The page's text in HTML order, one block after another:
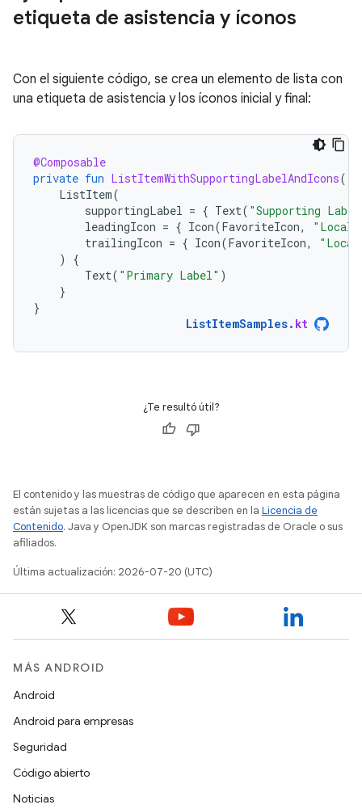
etiqueta de asistencia y íconos
Con el siguiente código, se crea un elemento de lista con
una etiqueta de asistencia y los íconos inicial y final:
@Composable
private fun ListItemWithSupportingLabelAndIcons()
ListItem(
supportingLabel = { Text( "Supporting
leadingIcon = { Icon(FavoriteIcon,
trailingIcon = { Icon(FavoriteIcon,
)
{
Text( "Primary Label" )
}
}
ListItemSamples. kt
¿Te resultó útil?
El contenido y las muestras de código que aparecen en esta página
están sujetas a las licencias que se describen en la Licencia de
Contenido. Java y OpenJDK son marcas registradas de Oracle o sus
afiliados.
Última actualización: 2026-07-20 (UTC)
MÁS ANDROID
Android
Android para empresas
Seguridad
Código abierto
Noticias